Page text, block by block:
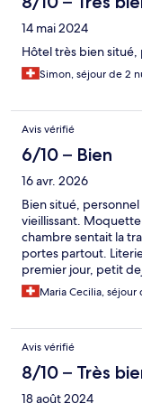
14 mai 2024
Hôtel très bien
Simon, séjour de 2
Avis vérifié
6/10 – Bien
16 avr. 2026
Bien situé,
vieillissant.
chambre sentait la
portes partout.
premier jour, petit
cas. Nous avons
plein de petits cafés
Maria Cecilia, séjour
Avis vérifié
8/10 – Très
18 août 2024